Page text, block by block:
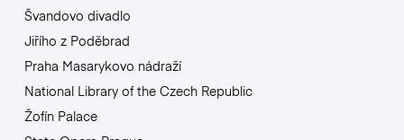
Švandovo divadlo
Jiřího z Poděbrad
Praha Masarykovo nádraží
National Library of the Czech Republic
Žofín Palace